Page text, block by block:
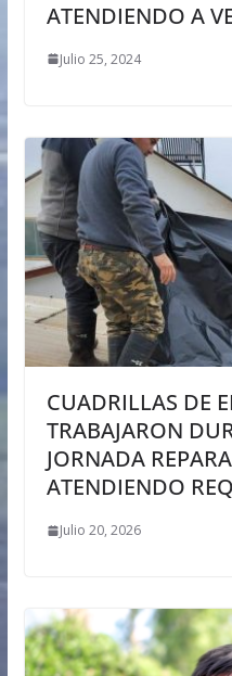
ATENDIENDO A
Julio 25, 2024
CUADRILLAS DE
TRABAJARON
JORNADA
ATENDIENDO
Julio 20, 2026